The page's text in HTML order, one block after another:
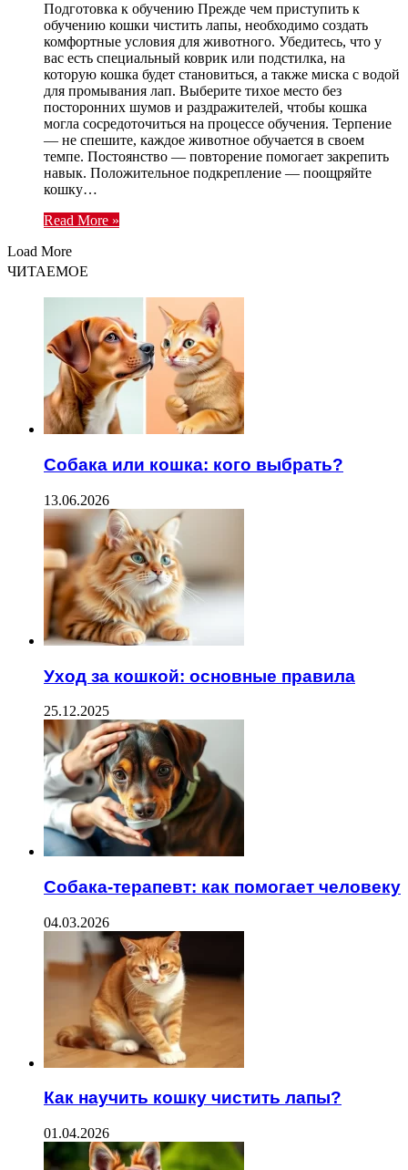
Подготовка к обучению Прежде чем приступить к
обучению кошки чистить лапы, необходимо создать
комфортные условия для животного. Убедитесь, что у
вас есть специальный коврик или подстилка, на
которую кошка будет становиться, а также миска с водой
для промывания лап. Выберите тихое место без
посторонних шумов и раздражителей, чтобы кошка
могла сосредоточиться на процессе обучения. Терпение
— не спешите, каждое животное обучается в своем
темпе. Постоянство — повторение помогает закрепить
навык. Положительное подкрепление — поощряйте
кошку…
Read More »
Load More
ЧИТАЕМОЕ
Собака или кошка: кого выбрать?
13.06.2026
Уход за кошкой: основные правила
25.12.2025
Собака-терапевт: как помогает человеку
04.03.2026
Как научить кошку чистить лапы?
01.04.2026